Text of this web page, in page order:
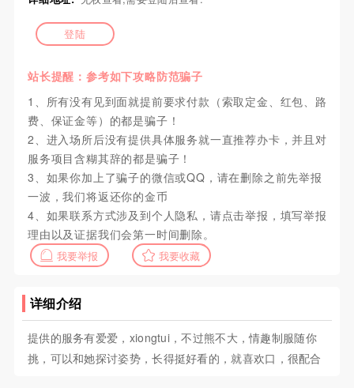
登陆
站长提醒：参考如下攻略防范骗子
1、所有没有见到面就提前要求付款（索取定金、红包、路
费、保证金等）的都是骗子！
2、进入场所后没有提供具体服务就一直推荐办卡，并且对
服务项目含糊其辞的都是骗子！
3、如果你加上了骗子的微信或QQ，请在删除之前先举报
一波，我们将返还你的金币
4、如果联系方式涉及到个人隐私，请点击举报，填写举报
理由以及证据我们会第一时间删除。
我要举报 我要收藏
详细介绍
提供的服务有爱爱，xiongtui，不过熊不大，情趣制服随你
挑，可以和她探讨姿势，长得挺好看的，就喜欢口，很配合